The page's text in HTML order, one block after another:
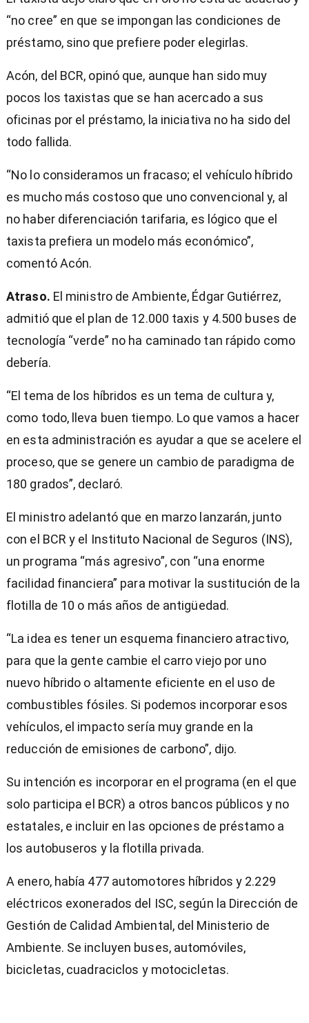
“no cree” en que se impongan las condiciones de
préstamo, sino que prefiere poder elegirlas.
Acón, del BCR, opinó que, aunque han sido muy
pocos los taxistas que se han acercado a sus
oficinas por el préstamo, la iniciativa no ha sido del
todo fallida.
“No lo consideramos un fracaso; el vehículo híbrido
es mucho más costoso que uno convencional y, al
no haber diferenciación tarifaria, es lógico que el
taxista prefiera un modelo más económico”,
comentó Acón.
Atraso. El ministro de Ambiente, Édgar Gutiérrez,
admitió que el plan de 12.000 taxis y 4.500 buses de
tecnología “verde” no ha caminado tan rápido como
debería.
“El tema de los híbridos es un tema de cultura y,
como todo, lleva buen tiempo. Lo que vamos a hacer
en esta administración es ayudar a que se acelere el
proceso, que se genere un cambio de paradigma de
180 grados”, declaró.
El ministro adelantó que en marzo lanzarán, junto
con el BCR y el Instituto Nacional de Seguros (INS),
un programa “más agresivo”, con “una enorme
facilidad financiera” para motivar la sustitución de la
flotilla de 10 o más años de antigüedad.
“La idea es tener un esquema financiero atractivo,
para que la gente cambie el carro viejo por uno
nuevo híbrido o altamente eficiente en el uso de
combustibles fósiles. Si podemos incorporar esos
vehículos, el impacto sería muy grande en la
reducción de emisiones de carbono”, dijo.
Su intención es incorporar en el programa (en el que
solo participa el BCR) a otros bancos públicos y no
estatales, e incluir en las opciones de préstamo a
los autobuseros y la flotilla privada.
A enero, había 477 automotores híbridos y 2.229
eléctricos exonerados del ISC, según la Dirección de
Gestión de Calidad Ambiental, del Ministerio de
Ambiente. Se incluyen buses, automóviles,
bicicletas, cuadraciclos y motocicletas.